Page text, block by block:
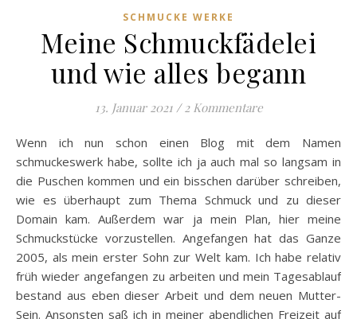
SCHMUCKE WERKE
Meine Schmuckfädelei
und wie alles begann
13. Januar 2021 / 2 Kommentare
Wenn ich nun schon einen Blog mit dem Namen
schmuckeswerk habe, sollte ich ja auch mal so langsam in
die Puschen kommen und ein bisschen darüber schreiben,
wie es überhaupt zum Thema Schmuck und zu dieser
Domain kam. Außerdem war ja mein Plan, hier meine
Schmuckstücke vorzustellen. Angefangen hat das Ganze
2005, als mein erster Sohn zur Welt kam. Ich habe relativ
früh wieder angefangen zu arbeiten und mein Tagesablauf
bestand aus eben dieser Arbeit und dem neuen Mutter-
Sein. Ansonsten saß ich in meiner abendlichen Freizeit auf